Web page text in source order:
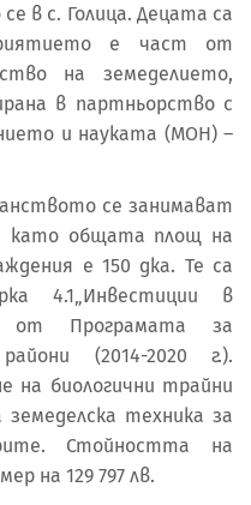
се в с. Голица. Децата са
е част от
на земеделието,
в партньорство с
и науката (МОН) –
се занимават
като общата площ на
е 150 дка. Те са
4.1„Инвестиции в
от Програмата за
(2014-2020 г.).
на биологични трайни
земеделска техника за
Стойността на
на 129 797 лв.